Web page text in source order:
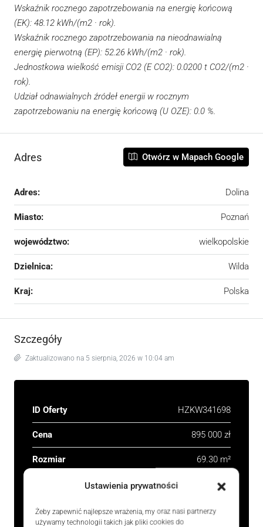
Ustawienia prywatności
Żeby zapewnić najlepsze wrażenia, my oraz nasi partnerzy
używamy technologii takich jak pliki cookies do
Wskaźnik rocznego zapotrzebowania na energię końcową
(EK): 48.12 kWh/(m2 · rok).
Wskaźnik rocznego zapotrzebowania na nieodnawialną
energię pierwotną (EP): 52.26 kWh/(m2 · rok).
Jednostkowa wielkość emisji CO2 (E CO2): 0.0200 t CO2/(m2 ·
rok).
Udział odnawialnych źródeł energii w rocznym
zapotrzebowaniu na energię końcową (U OZE): 0.0 %.
Adres Otwórz w Mapach Google
Adres: Dolina
Miasto: Poznań
województwo: wielkopolskie
Dzielnica: Wilda
Kraj: Polska
Szczegóły
Zaktualizowano na 5 sierpnia, 2026 w 10:04 am
ID Oferty HZKW341698
Cena 895 000 zł
Rozmiar 69.30 m²
Łazienka